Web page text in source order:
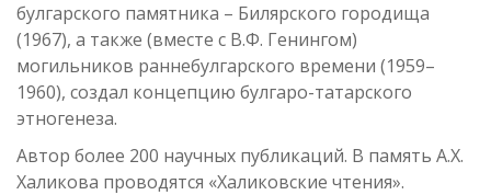
булгарского памятника – Билярского городища
(1967), а также (вместе с В.Ф. Генингом)
могильников раннебулгарского времени (1959–
1960), создал концепцию булгаро-татарского
этногенеза.
Автор более 200 научных публикаций. В память А.Х.
Халикова проводятся «Халиковские чтения».